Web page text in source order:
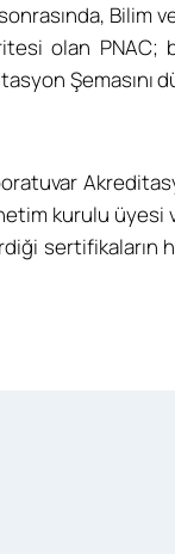
Bilim
olan PNAC;
kurulu üyesi